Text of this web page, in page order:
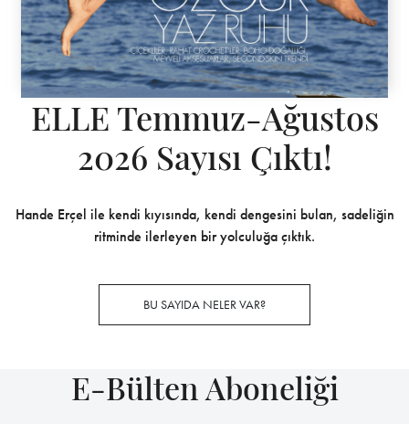
kadar güzel bir hediye olabilir mi? Son dönem
Instagram’da takip ettiğiniz ünlülerde
farketmişsinizdir… Kocaman harfli kolyeler ve
yüzükler, sezonun en sevilen parçaları arasında. En
yakın arkadaşınızın takma adını yazdığınız bir
bileklik veya baş harflerini işlediğiniz bir cüzdan,
olabilir.
kendinize veya sevdiklerinize özel tasarlama şansı ile
ve otantik parçaların sükse yaptığı son sezonlarda
harfli ve isimli parçalardan daha özel bir hediye